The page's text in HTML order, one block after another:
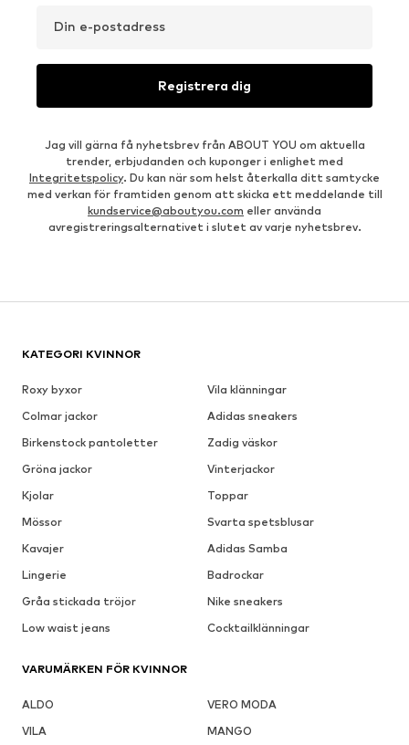
Din e-postadress
Registrera dig
Jag vill gärna få nyhetsbrev från ABOUT YOU om aktuella
trender, erbjudanden och kuponger i enlighet med
Integritetspolicy. Du kan när som helst återkalla ditt samtycke
med verkan för framtiden genom att skicka ett meddelande till
kundservice@aboutyou.com eller använda
avregistreringsalternativet i slutet av varje nyhetsbrev.
KATEGORI KVINNOR
Roxy byxor
Vila klänningar
Colmar jackor
Adidas sneakers
Birkenstock pantoletter
Zadig väskor
Gröna jackor
Vinterjackor
Kjolar
Toppar
Mössor
Svarta spetsblusar
Kavajer
Adidas Samba
Lingerie
Badrockar
Gråa stickada tröjor
Nike sneakers
Low waist jeans
Cocktailklänningar
VARUMÄRKEN FÖR KVINNOR
ALDO
VERO MODA
VILA
MANGO